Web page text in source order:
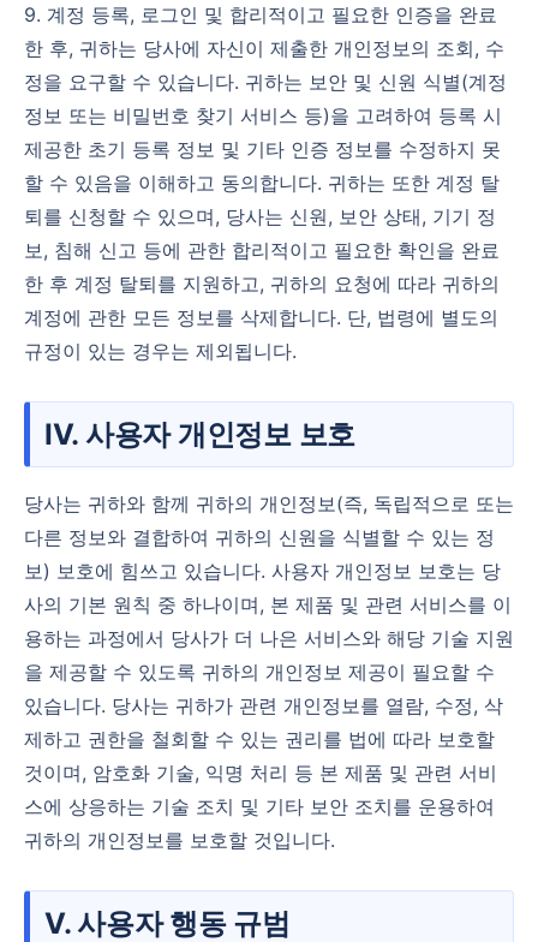
9. 계정 등록, 로그인 및 합리적이고 필요한 인증을 완료
한 후, 귀하는 당사에 자신이 제출한 개인정보의 조회, 수
정을 요구할 수 있습니다. 귀하는 보안 및 신원 식별(계정
정보 또는 비밀번호 찾기 서비스 등)을 고려하여 등록 시
제공한 초기 등록 정보 및 기타 인증 정보를 수정하지 못
할 수 있음을 이해하고 동의합니다. 귀하는 또한 계정 탈
퇴를 신청할 수 있으며, 당사는 신원, 보안 상태, 기기 정
보, 침해 신고 등에 관한 합리적이고 필요한 확인을 완료
한 후 계정 탈퇴를 지원하고, 귀하의 요청에 따라 귀하의
계정에 관한 모든 정보를 삭제합니다. 단, 법령에 별도의
규정이 있는 경우는 제외됩니다.
IV. 사용자 개인정보 보호
당사는 귀하와 함께 귀하의 개인정보(즉, 독립적으로 또는
다른 정보와 결합하여 귀하의 신원을 식별할 수 있는 정
보) 보호에 힘쓰고 있습니다. 사용자 개인정보 보호는 당
사의 기본 원칙 중 하나이며, 본 제품 및 관련 서비스를 이
용하는 과정에서 당사가 더 나은 서비스와 해당 기술 지원
을 제공할 수 있도록 귀하의 개인정보 제공이 필요할 수
있습니다. 당사는 귀하가 관련 개인정보를 열람, 수정, 삭
제하고 권한을 철회할 수 있는 권리를 법에 따라 보호할
것이며, 암호화 기술, 익명 처리 등 본 제품 및 관련 서비
스에 상응하는 기술 조치 및 기타 보안 조치를 운용하여
귀하의 개인정보를 보호할 것입니다.
V. 사용자 행동 규범